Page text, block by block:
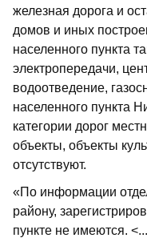
железная дорога и
домов и иных
населенного пункта
электропередачи,
водоотведение,
населенного пункта
категории дорог
объекты, объекты
отсутствуют.
«По информации
району,
пункте не имеются.